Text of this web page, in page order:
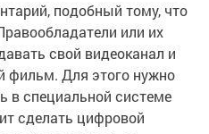
подобный тому, что
или их
свой видеоканал и
фильм. Для этого нужно
в специальной системе
сделать цифровой